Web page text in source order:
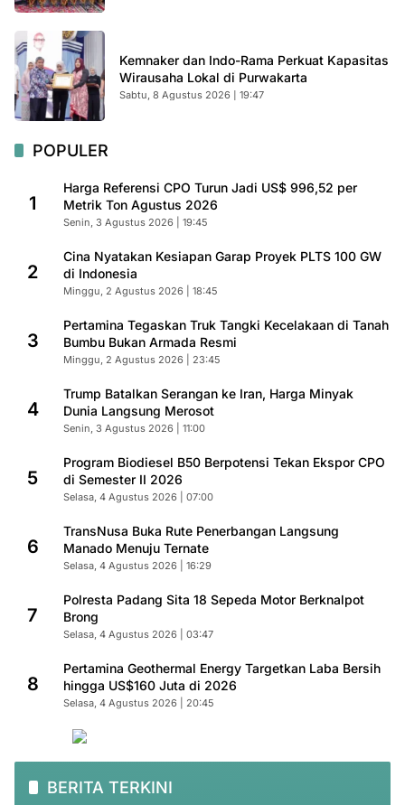
Kemnaker dan Indo-Rama Perkuat Kapasitas
Wirausaha Lokal di Purwakarta
Sabtu, 8 Agustus 2026 | 19:47
POPULER
1
Harga Referensi CPO Turun Jadi US$ 996,52 per
Metrik Ton Agustus 2026
Senin, 3 Agustus 2026 | 19:45
2
Cina Nyatakan Kesiapan Garap Proyek PLTS 100 GW
di Indonesia
Minggu, 2 Agustus 2026 | 18:45
3
Pertamina Tegaskan Truk Tangki Kecelakaan di Tanah
Bumbu Bukan Armada Resmi
Minggu, 2 Agustus 2026 | 23:45
4
Trump Batalkan Serangan ke Iran, Harga Minyak
Dunia Langsung Merosot
Senin, 3 Agustus 2026 | 11:00
5
Program Biodiesel B50 Berpotensi Tekan Ekspor CPO
di Semester II 2026
Selasa, 4 Agustus 2026 | 07:00
6
TransNusa Buka Rute Penerbangan Langsung
Manado Menuju Ternate
Selasa, 4 Agustus 2026 | 16:29
7
Polresta Padang Sita 18 Sepeda Motor Berknalpot
Brong
Selasa, 4 Agustus 2026 | 03:47
8
Pertamina Geothermal Energy Targetkan Laba Bersih
hingga US$160 Juta di 2026
Selasa, 4 Agustus 2026 | 20:45
BERITA TERKINI